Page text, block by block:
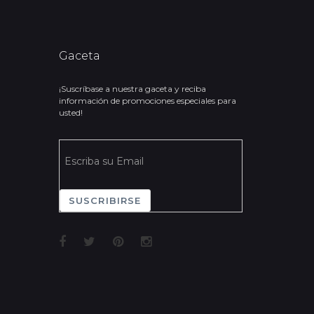
Gaceta
¡Suscríbase a nuestra gaceta y reciba
información de promociones especiales para
usted!
SUSCRIBIRSE